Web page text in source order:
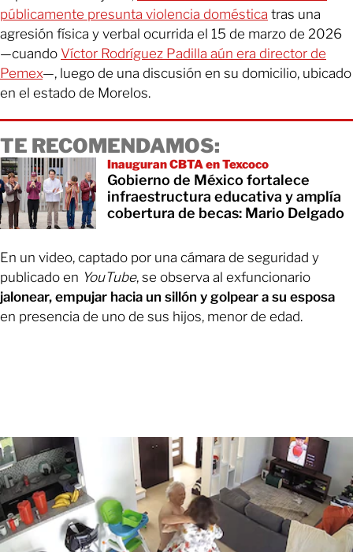
públicamente presunta violencia doméstica tras una
agresión física y verbal ocurrida el 15 de marzo de 2026
—cuando Víctor Rodríguez Padilla aún era director de
Pemex—, luego de una discusión en su domicilio, ubicado
en el estado de Morelos.
TE RECOMENDAMOS:
Inauguran CBTA en Texcoco
Gobierno de México fortalece
infraestructura educativa y amplía
cobertura de becas: Mario Delgado
En un video, captado por una cámara de seguridad y
publicado en YouTube, se observa al exfuncionario
jalonear, empujar hacia un sillón y golpear a su esposa
en presencia de uno de sus hijos, menor de edad.